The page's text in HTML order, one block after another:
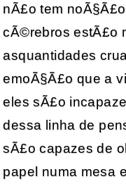
nÃ£o tem
cÃ©rebros estÃ£o
asquantidades
emoÃ§Ã£o que a
eles sÃ£o
dessa linha de
sÃ£o capazes de
papel numa mesa